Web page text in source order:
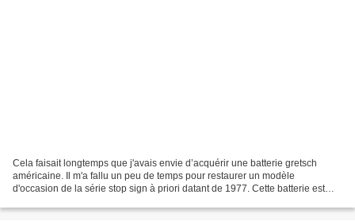
Cela faisait longtemps que j'avais envie d’acquérir une batterie gretsch
américaine. Il m'a fallu un peu de temps pour restaurer un modèle
d'occasion de la série stop sign à priori datant de 1977. Cette batterie est